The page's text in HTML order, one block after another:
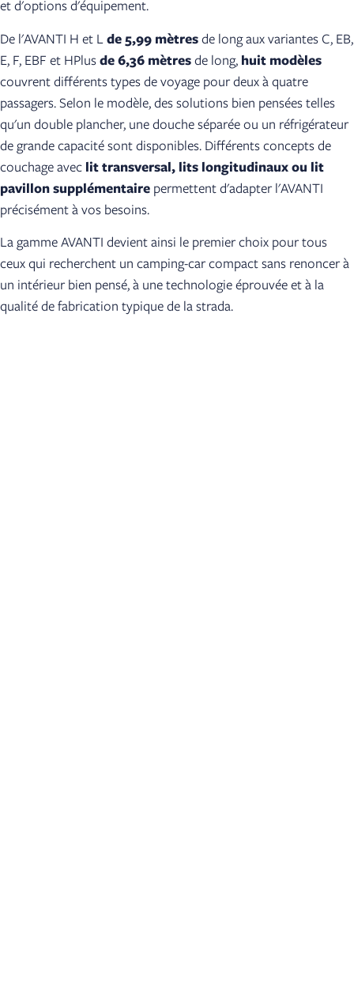
et d'options d'équipement.
De l'AVANTI H et Lde 5,99 mètresde long aux variantes C, EB,
E, F, EBF et HPlusde 6,36 mètresde long, huit modèles
couvrent différents types de voyage pour deux à quatre
passagers. Selon le modèle, des solutions bien pensées telles
qu'un double plancher, une douche séparée ou un réfrigérateur
de grande capacité sont disponibles. Différents concepts de
couchage avec lit transversal, lits longitudinaux ou lit
pavillon supplémentaire permettent d'adapter l'AVANTI
précisément à vos besoins.
La gamme AVANTI devient ainsi le premier choix pour tous
ceux qui recherchent un camping-car compact sans renoncer à
un intérieur bien pensé, à une technologie éprouvée et à la
qualité de fabrication typique de la strada.